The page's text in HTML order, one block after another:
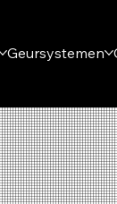
Geursystemen